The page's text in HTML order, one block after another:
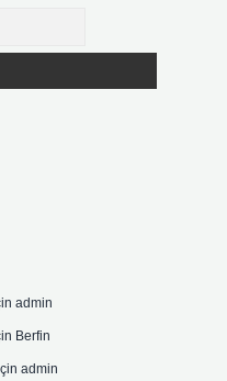
admin
Berfin
admin